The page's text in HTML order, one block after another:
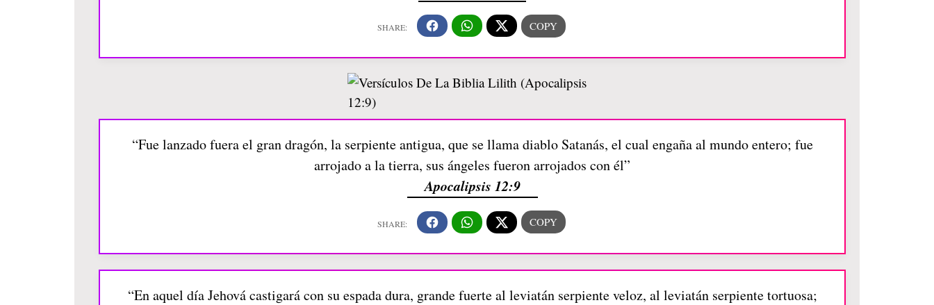
“Fue lanzado fuera el gran dragón, la serpiente antigua, que se llama diablo Satanás, el cual engaña al mundo entero; fue
arrojado a la tierra, sus ángeles fueron arrojados con él”
Apocalipsis 12:9
“En aquel día Jehová castigará con su espada dura, grande fuerte al leviatán serpiente veloz, al leviatán serpiente tortuosa;